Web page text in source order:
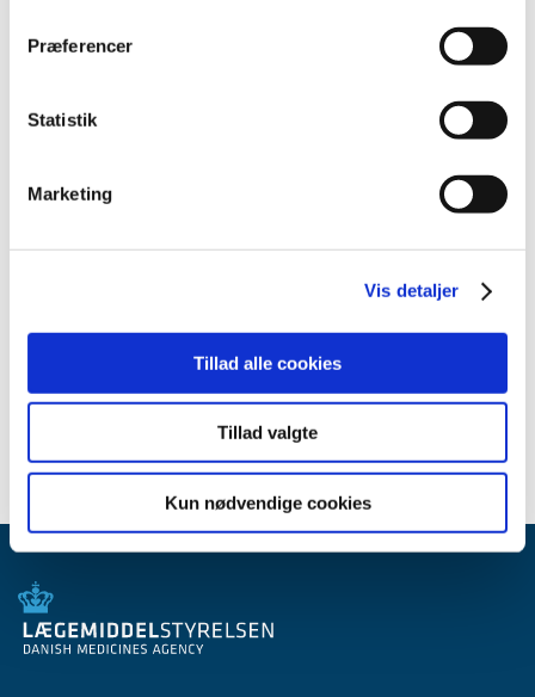
Præferencer
Statistik
Marketing
Vis detaljer
Tillad alle cookies
Tillad valgte
Kun nødvendige cookies
2011 (13)
2009 (13)
2007 (3)
2005 (2)
Relateret indhold
Generelle tilskud til medicin